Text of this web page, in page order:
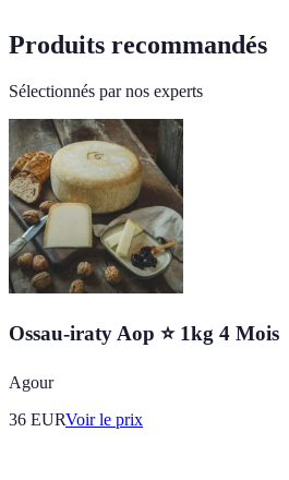
Produits recommandés
Sélectionnés par nos experts
Ossau-iraty Aop ⭐ 1kg 4 Mois
Agour
36 EURVoir le prix